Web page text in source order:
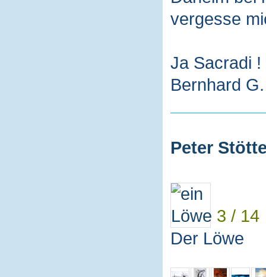
vergesse
Ja Sacradi
Bernhard
Peter
3 / 14
Der Löwe